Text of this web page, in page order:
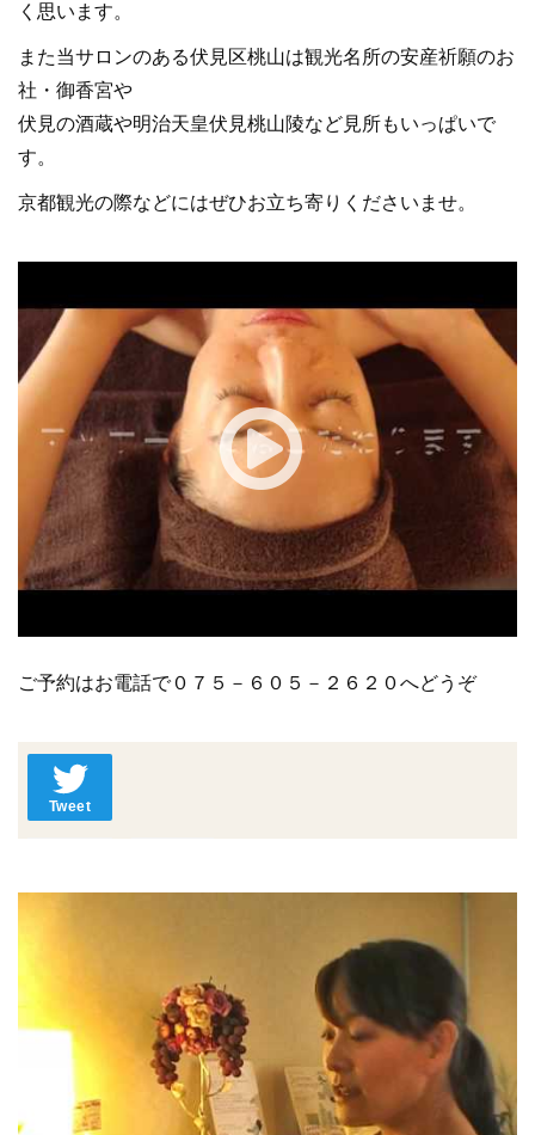
く思います。
また当サロンのある伏見区桃山は観光名所の安産祈願のお
社・御香宮や
伏見の酒蔵や明治天皇伏見桃山陵など見所もいっぱいで
す。
京都観光の際などにはぜひお立ち寄りくださいませ。
ご予約はお電話で０７５－６０５－２６２０へどうぞ
Tweet